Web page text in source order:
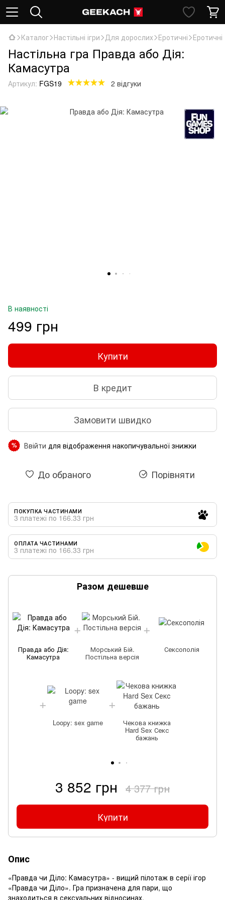
Каталог Настільні ігри Для дорослих Еротичні
Настільна гра Правда або Дія:
Камасутра
Артикул: FGS19 2 відгуки
В наявності
499 грн
Купити
В кредит
Замовити швидко
% Ввійти для відображення накопичувальної знижки
До обраного Порівняти
ПОКУПКА ЧАСТИНАМИ
3 платежі по 166.33 грн
ОПЛАТА ЧАСТИНАМИ
3 платежі по 166.33 грн
Разом дешевше
Правда або Дія:
Камасутра
Морський Бій.
Постільна версія
Сексополія
Loopy: sex game Чекова книжка
Hard Sex Секс
бажань
3 852 грн 4 377 грн
Купити
Опис
«Правда чи Діло: Камасутра» - вищий пілотаж в серії ігор
«Правда чи Діло». Гра призначена для пари, що
знаходиться в сексуальних відносинах.